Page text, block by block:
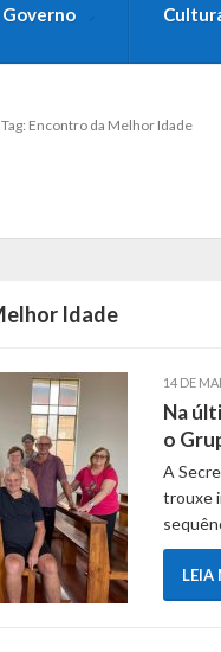
Governo
Tag: Encontro da Melhor Idade
Idade
14 DE
Na
o
A
trouxe
LEIA